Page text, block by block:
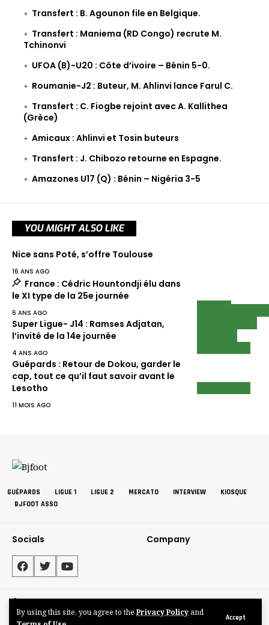
By using this site, you agree to the Privacy Policy and
Accept
Transfert : B. Agounon file en Belgique.
Transfert : Maniema (RD Congo) recrute M.
Tchinonvi
UFOA (B)-U20 : Côte d’ivoire – Bénin 5-0.
Roumanie-J2 : Buteur, M. Ahlinvi lance Farul C.
Transfert : C. Fiogbe rejoint avec A. Kallithea
(Grèce)
Amicaux : Ahlinvi et Tosin buteurs
Transfert : J. Chibozo retourne en Espagne.
Amazones U17 (Q) : Bénin – Nigéria 3-5
YOU MIGHT ALSO LIKE
Nice sans Poté, s’offre Toulouse
16 ANS AGO
France : Cédric Hountondji élu dans
le XI type de la 25e journée
6 ANS AGO
Super Ligue- J14 : Ramses Adjatan,
l’invité de la 14e journée
4 ANS AGO
Guépards : Retour de Dokou, garder le
cap, tout ce qu’il faut savoir avant le
Lesotho
11 MOIS AGO
GUÉPARDS LIGUE 1 LIGUE 2 MERCATO INTERVIEW
KIOSQUE
BJFOOT ASSO
Socials Company
©BJFOOT2025